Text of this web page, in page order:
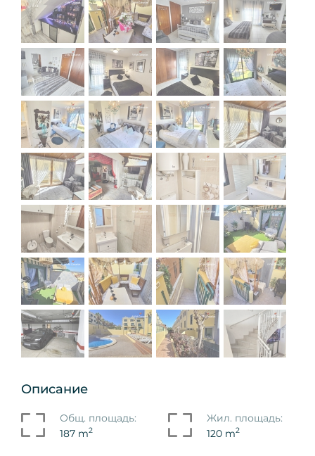
Описание
Общ. площадь:
187 m2
Жил. площадь:
120 m2